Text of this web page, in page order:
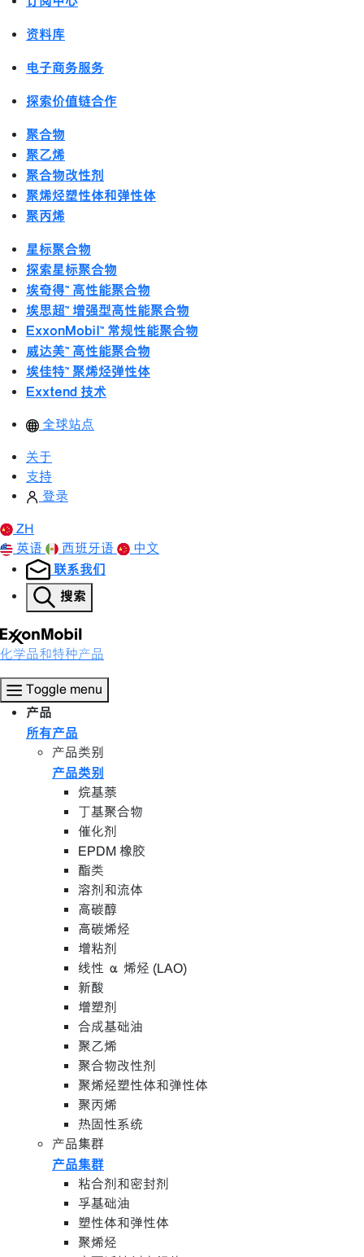
资料库
电子商务服务
探索价值链合作
聚合物
聚乙烯
聚合物改性剂
聚烯烃塑性体和弹性体
聚丙烯
星标聚合物
探索星标聚合物
埃奇得™ 高性能聚合物
埃思超™ 增强型高性能聚合物
ExxonMobil™ 常规性能聚合物
威达美™ 高性能聚合物
埃佳特™ 聚烯烃弹性体
Exxtend 技术
全球站点
关于
支持
登录
ZH
英语
西班牙语 中文
联系我们
搜索
化学品和特种产品
Toggle menu
产品
所有产品
产品类别
产品类别
烷基萘
丁基聚合物
催化剂
EPDM 橡胶
酯类
溶剂和流体
高碳醇
高碳烯烃
增粘剂
线性 α 烯烃 (LAO)
新酸
增塑剂
合成基础油
聚乙烯
聚合物改性剂
聚烯烃塑性体和弹性体
聚丙烯
热固性系统
产品集群
产品集群
粘合剂和密封剂
孚基础油
塑性体和弹性体
聚烯烃